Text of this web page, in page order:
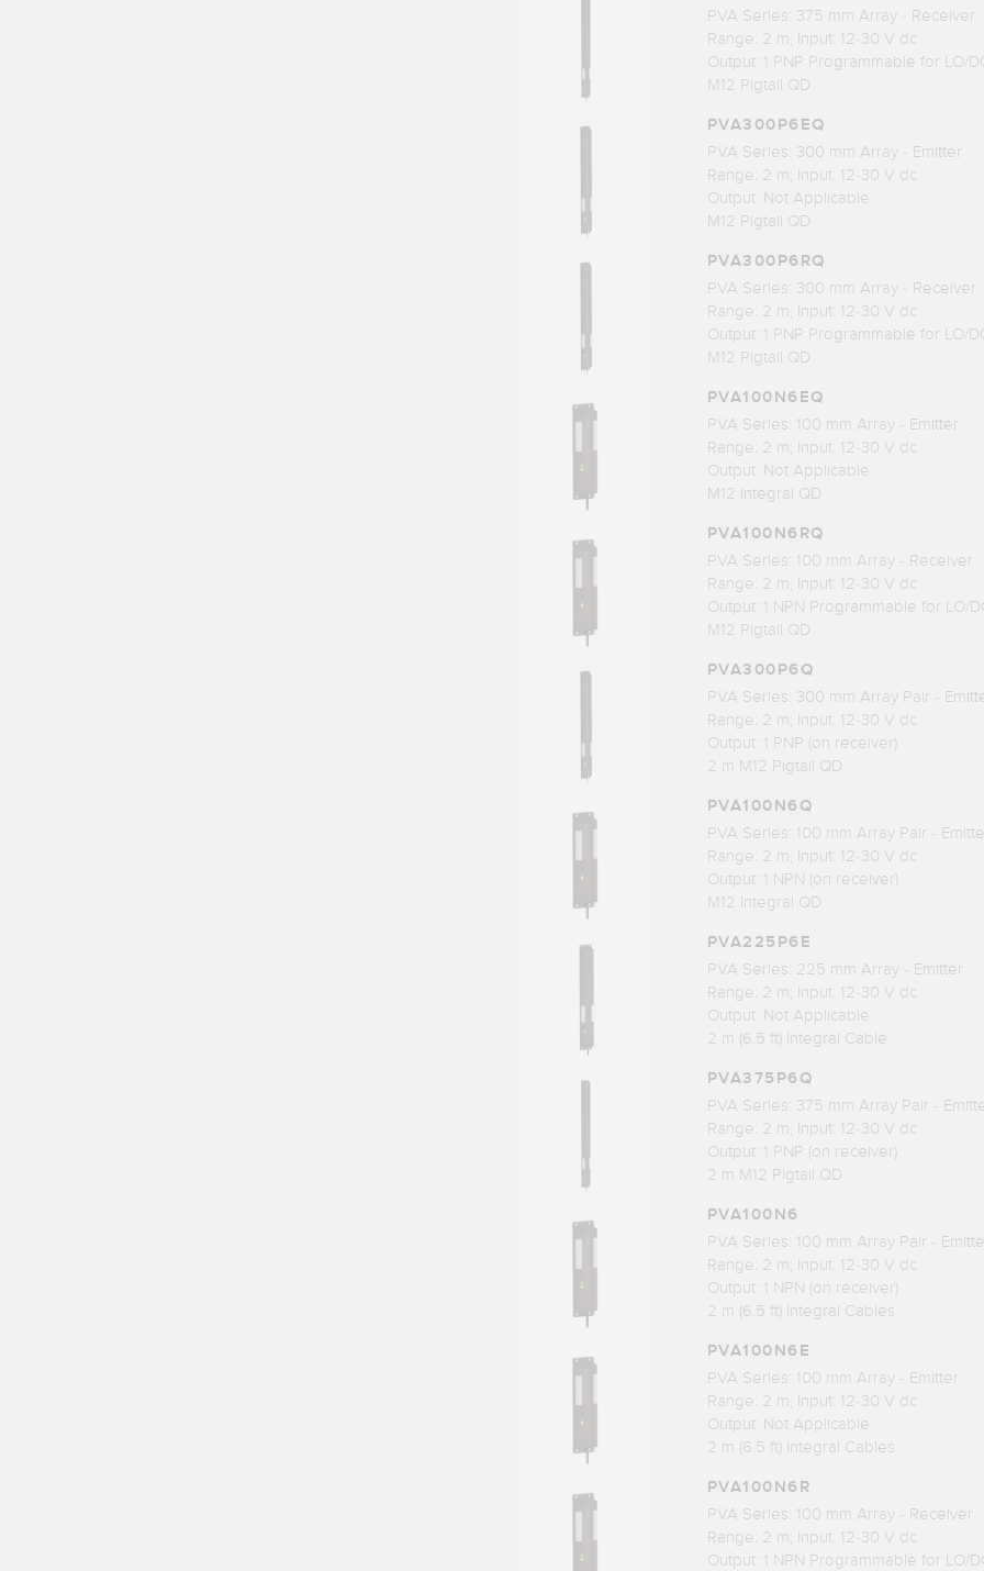
PVA Series: 375 mm Array - Receiver
Range: 2 m; Input: 12-30 V dc
Output: 1 PNP Programmable for LO/
M12 Pigtail QD
PVA300P6EQ
PVA Series: 300 mm Array - Emitter
Range: 2 m; Input: 12-30 V dc
Output: Not Applicable
M12 Pigtail QD
PVA300P6RQ
PVA Series: 300 mm Array - Receiver
Range: 2 m; Input: 12-30 V dc
Output: 1 PNP Programmable for LO/
M12 Pigtail QD
PVA100N6EQ
PVA Series: 100 mm Array - Emitter
Range: 2 m; Input: 12-30 V dc
Output: Not Applicable
M12 Integral QD
PVA100N6RQ
PVA Series: 100 mm Array - Receiver
Range: 2 m; Input: 12-30 V dc
Output: 1 NPN Programmable for LO/
M12 Pigtail QD
PVA300P6Q
PVA Series: 300 mm Array Pair -
Range: 2 m; Input: 12-30 V dc
Output: 1 PNP (on receiver)
2 m M12 Pigtail QD
PVA100N6Q
PVA Series: 100 mm Array Pair -
Range: 2 m; Input: 12-30 V dc
Output: 1 NPN (on receiver)
M12 Integral QD
PVA225P6E
PVA Series: 225 mm Array - Emitter
Range: 2 m; Input: 12-30 V dc
Output: Not Applicable
2 m (6.5 ft) Integral Cable
PVA375P6Q
PVA Series: 375 mm Array Pair -
Range: 2 m; Input: 12-30 V dc
Output: 1 PNP (on receiver)
2 m M12 Pigtail QD
PVA100N6
PVA Series: 100 mm Array Pair -
Range: 2 m; Input: 12-30 V dc
Output: 1 NPN (on receiver)
2 m (6.5 ft) Integral Cables
PVA100N6E
PVA Series: 100 mm Array - Emitter
Range: 2 m; Input: 12-30 V dc
Output: Not Applicable
2 m (6.5 ft) Integral Cables
PVA100N6R
PVA Series: 100 mm Array - Receiver
Range: 2 m; Input: 12-30 V dc
Output: 1 NPN Programmable for LO/